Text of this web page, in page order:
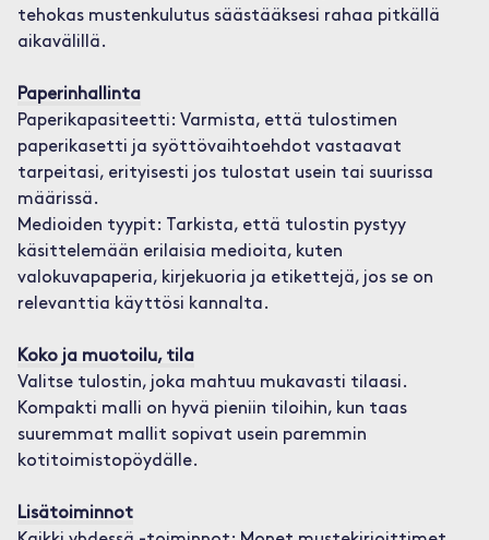
tehokas mustenkulutus säästääksesi rahaa pitkällä
aikavälillä.
Paperinhallinta
Paperikapasiteetti: Varmista, että tulostimen
paperikasetti ja syöttövaihtoehdot vastaavat
tarpeitasi, erityisesti jos tulostat usein tai suurissa
määrissä.
Medioiden tyypit: Tarkista, että tulostin pystyy
käsittelemään erilaisia medioita, kuten
valokuvapaperia, kirjekuoria ja etikettejä, jos se on
relevanttia käyttösi kannalta.
Koko ja muotoilu, tila
Valitse tulostin, joka mahtuu mukavasti tilaasi.
Kompakti malli on hyvä pieniin tiloihin, kun taas
suuremmat mallit sopivat usein paremmin
kotitoimistopöydälle.
Lisätoiminnot